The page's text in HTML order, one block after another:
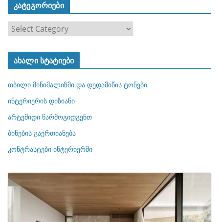
კატეგორიები
ა
ტ
ო
რ
ბ
ი
ახალი სტატიები
თბილი მინიმალიზმი და დედამიწის ტონები
ინტერიერის დიზიანი
არტემიდი წარმოგიდგენთ
ბინების გაერთიანება
კონტრასტები ინტერიერში